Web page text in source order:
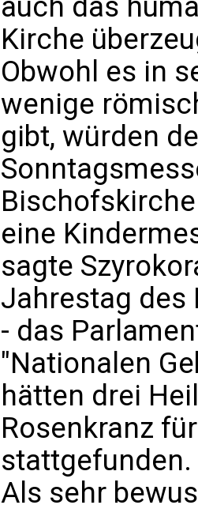
Kirche
Obwohl es in
wenige
gibt, würden
eine
sagte
Jahrestag des
- das
"Nationalen
hätten drei
Rosenkranz
stattgefunden.
Als sehr